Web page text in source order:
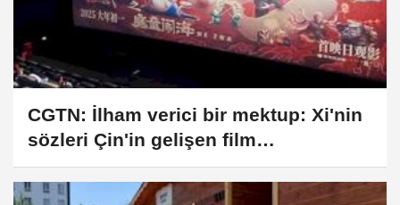
CGTN: İlham verici bir mektup: Xi'nin
sözleri Çin'in gelişen film
endüstrisinde yankı uyandırdı